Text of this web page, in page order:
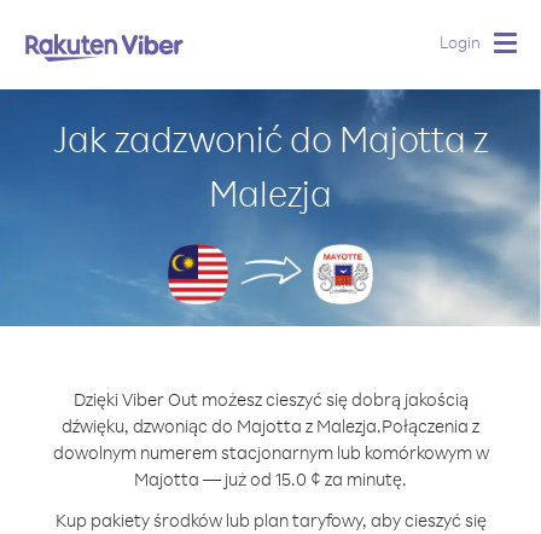
Login
Jak zadzwonić do Majotta z
Malezja
Dzięki Viber Out możesz cieszyć się dobrą jakością
dźwięku, dzwoniąc do Majotta z Malezja.Połączenia z
dowolnym numerem stacjonarnym lub komórkowym w
Majotta — już od 15.0 ¢ za minutę.
Kup pakiety środków lub plan taryfowy, aby cieszyć się